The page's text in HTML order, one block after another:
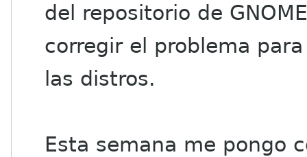
del repositorio de
corregir el problema
las distros.
Esta semana me pongo